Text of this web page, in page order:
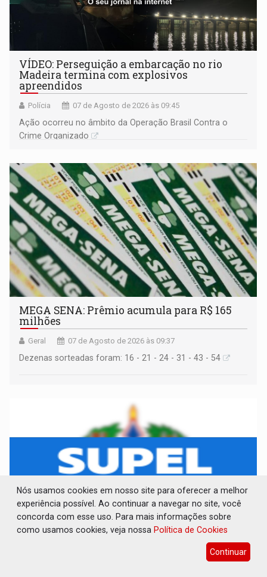
VÍDEO: Perseguição a embarcação no rio
Madeira termina com explosivos
apreendidos
Polícia 07 de Agosto de 2026 às 09:45
Ação ocorreu no âmbito da Operação Brasil Contra o
Crime Organizado
MEGA SENA: Prêmio acumula para R$ 165
milhões
Geral 07 de Agosto de 2026 às 09:37
Dezenas sorteadas foram: 16 - 21 - 24 - 31 - 43 - 54
AVISO DE LICITAÇÃO: PREGÃO ELETRÔNICO
Nós usamos cookies em nosso site para oferecer a melhor
experiência possível. Ao continuar a navegar no site, você
concorda com esse uso. Para mais informações sobre
como usamos cookies, veja nossa Política de Cookies
Continuar